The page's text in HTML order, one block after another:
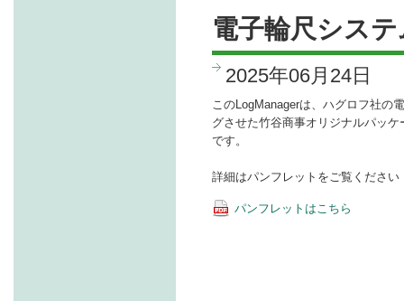
電子輪尺シス
2025年06月24日
このLogManagerは、ハグロフ社の
グさせた竹谷商事オリジナルパッ
です。
詳細はパンフレットをご覧ください
パンフレットはこちら